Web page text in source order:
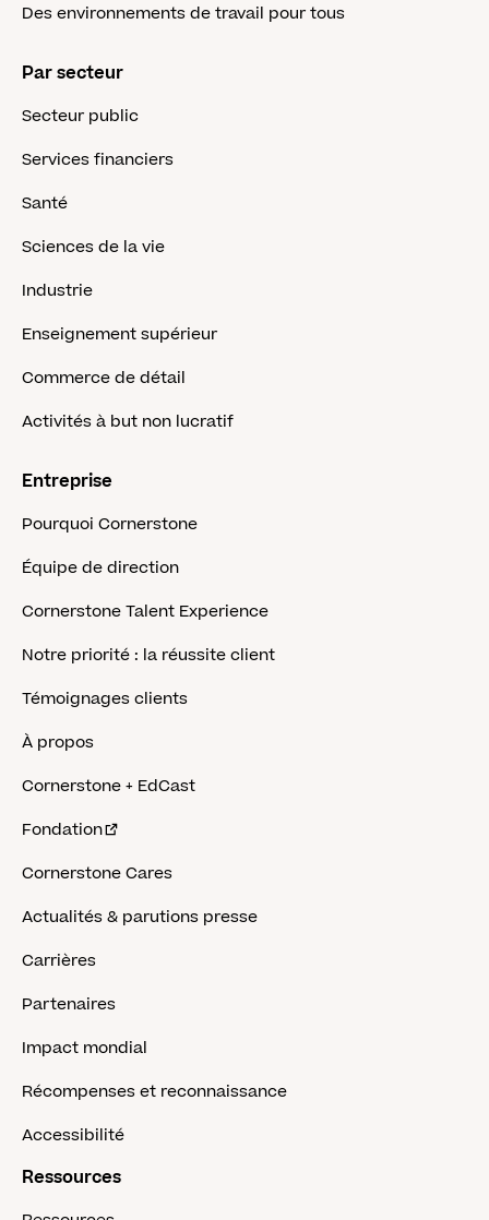
Des environnements de travail pour tous
Par secteur
Secteur public
Services financiers
Santé
Sciences de la vie
Industrie
Enseignement supérieur
Commerce de détail
Activités à but non lucratif
Entreprise
Pourquoi Cornerstone
Équipe de direction
Cornerstone Talent Experience
Notre priorité : la réussite client
Témoignages clients
À propos
Cornerstone + EdCast
Fondation
Cornerstone Cares
Actualités & parutions presse
Carrières
Partenaires
Impact mondial
Récompenses et reconnaissance
Accessibilité
Ressources